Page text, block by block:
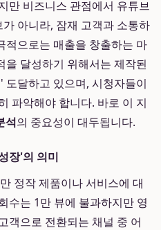
만 비즈니스 관점에서 유튜브
아니라, 잠재 고객과 소통하
적으로는 매출을 창출하는 마
을 달성하기 위해서는 제작된
달하고 있으며, 시청자들이
파악해야 합니다. 바로 이 지
석의 중요성이 대두됩니다.
장'의 의미
정작 제품이나 서비스에 대
수는 1만 뷰에 불과하지만 영
객으로 전환되는 채널 중 어